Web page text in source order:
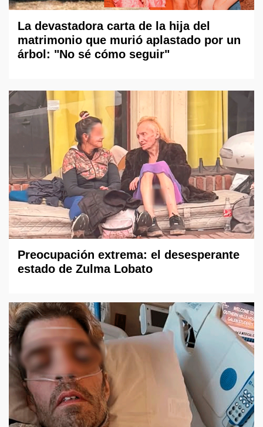
La devastadora carta de la hija del
matrimonio que murió aplastado por un
árbol: "No sé cómo seguir"
Preocupación extrema: el desesperante
estado de Zulma Lobato